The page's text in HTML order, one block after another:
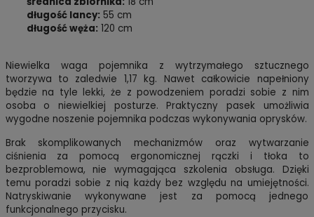
długość lancy: 55 cm
długość węża: 120 cm
Niewielka waga pojemnika z wytrzymałego sztucznego
tworzywa to zaledwie 1,17 kg. Nawet całkowicie napełniony
będzie na tyle lekki, że z powodzeniem poradzi sobie z nim
osoba o niewielkiej posturze. Praktyczny pasek umożliwia
wygodne noszenie pojemnika podczas wykonywania oprysków.
Brak skomplikowanych mechanizmów oraz wytwarzanie
ciśnienia za pomocą ergonomicznej rączki i tłoka to
bezproblemowa, nie wymagająca szkolenia obsługa. Dzięki
temu poradzi sobie z nią każdy bez względu na umiejętności.
Natryskiwanie wykonywane jest za pomocą jednego
funkcjonalnego przycisku.